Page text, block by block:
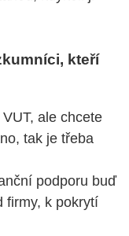
kteří
ale chcete
tak je třeba
podporu buď
firmy, k pokrytí